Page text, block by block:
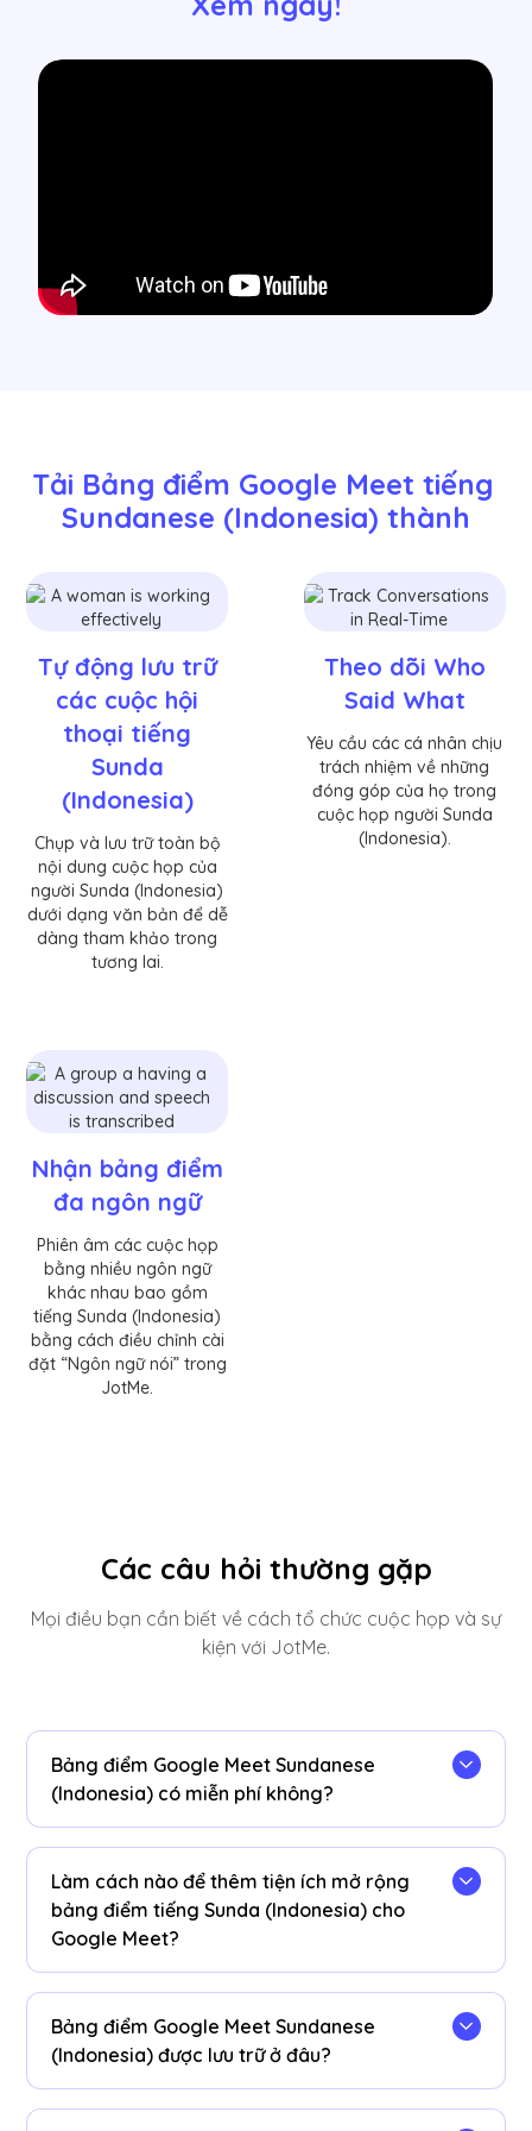
Tải Bảng điểm Google Meet tiếng
Sundanese (Indonesia) thành
Tự động lưu trữ
các cuộc hội
thoại tiếng
Sunda
(Indonesia)
Chụp và lưu trữ toàn bộ
nội dung cuộc họp của
người Sunda (Indonesia)
dưới dạng văn bản để dễ
dàng tham khảo trong
tương lai.
Theo dõi Who
Said What
Yêu cầu các cá nhân chịu
trách nhiệm về những
đóng góp của họ trong
cuộc họp người Sunda
(Indonesia).
Nhận bảng điểm
đa ngôn ngữ
Phiên âm các cuộc họp
bằng nhiều ngôn ngữ
khác nhau bao gồm
tiếng Sunda (Indonesia)
bằng cách điều chỉnh cài
đặt “Ngôn ngữ nói” trong
JotMe.
Các câu hỏi thường gặp
Mọi điều bạn cần biết về cách tổ chức cuộc họp và sự
kiện với JotMe.
Bảng điểm Google Meet Sundanese
(Indonesia) có miễn phí không?
Có, nó miễn phí để bắt đầu!
Làm cách nào để thêm tiện ích mở rộng
bảng điểm tiếng Sunda (Indonesia) cho
Google Meet?
Cài đặtTiện ích mở rộng JotMe Chromevào
trình duyệt Chrome của bạn. Đặt tùy chọn ngôn
ngữ thành tiếng Sunda (Indonesia) để nhận bảng
điểm tiếng Sunda (Indonesia) sau các phiên
Bảng điểm Google Meet Sundanese
(Indonesia) được lưu trữ ở đâu?
Bảng điểm tiếng Sunda (Indonesia) được lưu trữ